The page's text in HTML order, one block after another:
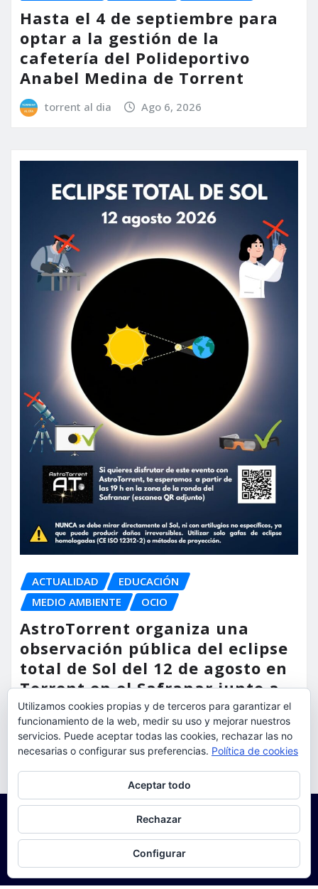
Hasta el 4 de septiembre para
optar a la gestión de la
cafetería del Polideportivo
Anabel Medina de Torrent
torrent al dia Ago 6, 2026
ACTUALIDAD
EDUCACIÓN
MEDIO AMBIENTE
OCIO
AstroTorrent organiza una
observación pública del eclipse
total de Sol del 12 de agosto en
Torrent en el Safranar junto a
las vías del AVE
torrent al dia Ago 5, 2026
Utilizamos cookies propias y de terceros para garantizar el
funcionamiento de la web, medir su uso y mejorar nuestros
servicios. Puede aceptar todas las cookies, rechazar las no
necesarias o configurar sus preferencias. Política de cookies
Aceptar todo
Rechazar
Configurar
Para obtener más información, incluido cómo gestionar las cookies,